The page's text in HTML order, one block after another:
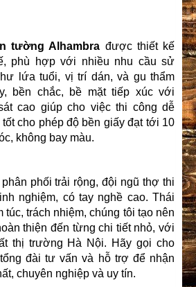
tường Alhambra được thiết kế
phù hợp với nhiều nhu cầu sử
lứa tuổi, vị trí dán, và gu thẩm
bền chắc, bề mặt tiếp xúc với
cao giúp cho việc thi công dễ
cho phép độ bền giấy đạt tới 10
không bay màu.
phối trải rộng, đội ngũ thợ thi
nghiệm, có tay nghề cao. Thái
túc, trách nhiệm, chúng tôi tạo nên
thiện đến từng chi tiết nhỏ, với
thị trường Hà Nội. Hãy gọi cho
đài tư vấn và hỗ trợ để nhận
chuyên nghiệp và uy tín.